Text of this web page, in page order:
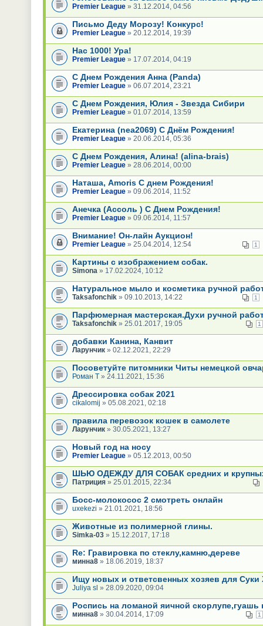
Premier League» 31.12.2014, 04:56
Письмо Деду Морозу! Конкурс!
Premier League» 20.12.2014, 19:39
Нас 1000! Ура!
Premier League» 17.07.2014, 04:19
С Днем Рождения Анна (Panda)
Premier League» 06.07.2014, 23:21
С Днем Рождения, Юлия - Звезда Сибири
Premier League» 01.07.2014, 13:59
Екатерина (nea2069) С Днём Рождения!
Premier League» 20.06.2014, 05:36
С Днем Рождения, Алина! (alina-brais)
Premier League» 28.06.2014, 00:00
Наташа, Amoris С днем Рождения!
Premier League» 09.06.2014, 11:52
Анечка (Ассоль ) С Днем Рождения!
Premier League» 09.06.2014, 11:57
Внимание! Он-лайн Аукцион!
1
Premier League» 25.04.2014, 12:54
Картины с изображением собак.
Simona » 17.02.2024, 10:12
Натуральное мыло и косметика ручной
1
Taksafonchik» 09.10.2013, 14:22
Парфюмерная мастерская.Духи ручной
1
Taksafonchik» 25.01.2017, 19:05
добавки Канина, Канвит
Ларунчик» 02.12.2021, 22:29
Посоветуйте питомники Читы немецкой
Роман Т» 24.11.2021, 15:36
Дрессировка собак 2021
cikalomij » 05.08.2021, 02:18
правила перевозок кошек в самолете
Ларунчик» 30.05.2021, 13:27
Новый год на носу
Premier League» 05.12.2013, 00:50
ШЬЮ ОДЕЖДУ ДЛЯ СОБАК средних и
Патриция» 25.01.2015, 22:34
Босс-молокосос 2 смотреть онлайн
uxekezi » 21.01.2021, 18:56
Животные из полимерной глины.
Simka-03» 15.12.2017, 17:18
Re: Гравировка по стеклу,камню,дереве
минна8» 18.06.2019, 18:37
Ищу новых и ответсвенных хозяев для Суки
Juliya sl » 28.09.2020, 09:04
Роспись на ломаной яичной скорлупе,гуашь
1
минна8» 30.04.2014, 17:09